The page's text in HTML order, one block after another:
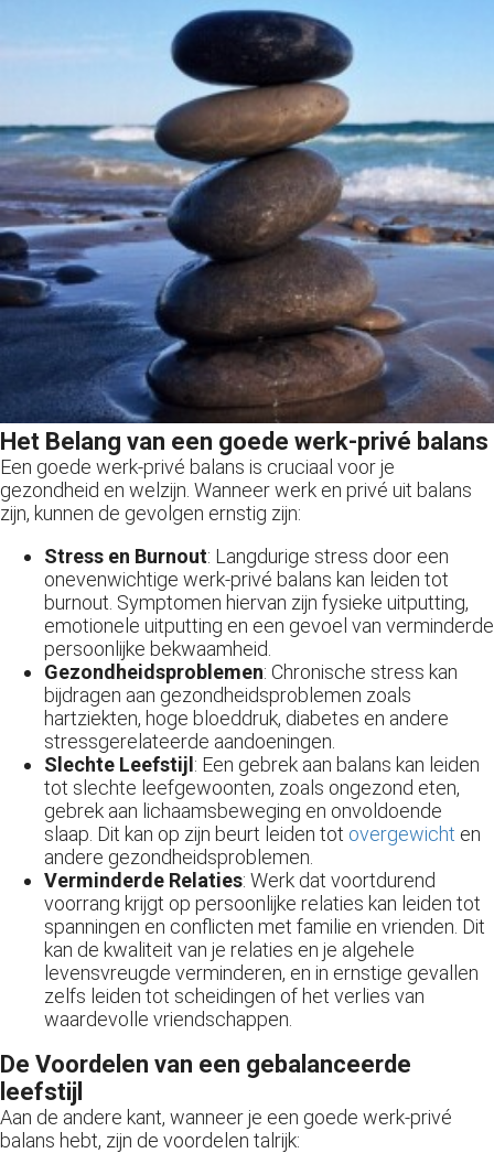
Het Belang van een goede werk-privé balans
Een goede werk-privé balans is cruciaal voor je
gezondheid en welzijn. Wanneer werk en privé uit balans
zijn, kunnen de gevolgen ernstig zijn:
Stress en Burnout: Langdurige stress door een
onevenwichtige werk-privé balans kan leiden tot
burnout. Symptomen hiervan zijn fysieke uitputting,
emotionele uitputting en een gevoel van verminderde
persoonlijke bekwaamheid.
Gezondheidsproblemen: Chronische stress kan
bijdragen aan gezondheidsproblemen zoals
hartziekten, hoge bloeddruk, diabetes en andere
stressgerelateerde aandoeningen.
Slechte Leefstijl : Een gebrek aan balans kan leiden
tot slechte leefgewoonten, zoals ongezond eten,
gebrek aan lichaamsbeweging en onvoldoende
slaap. Dit kan op zijn beurt leiden tot overgewicht en
andere gezondheidsproblemen.
Verminderde Relaties: Werk dat voortdurend
voorrang krijgt op persoonlijke relaties kan leiden tot
spanningen en conflicten met familie en vrienden. Dit
kan de kwaliteit van je relaties en je algehele
levensvreugde verminderen, en in ernstige gevallen
zelfs leiden tot scheidingen of het verlies van
waardevolle vriendschappen.
De Voordelen van een gebalanceerde
leefstijl
Aan de andere kant, wanneer je een goede werk-privé
balans hebt, zijn de voordelen talrijk: